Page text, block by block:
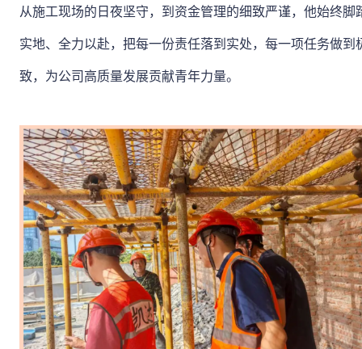
从施工现场的日夜坚守，到资金管理的细致严谨，他始终脚
实地、全力以赴，把每一份责任落到实处，每一项任务做到
致，为公司高质量发展贡献青年力量。